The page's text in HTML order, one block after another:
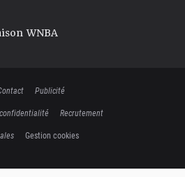
WNBA
Publicité
Recrutement
Gestion cookies